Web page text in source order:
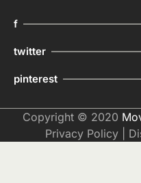
f
twitter
pinterest
Copyright © 2020
Privacy Policy|